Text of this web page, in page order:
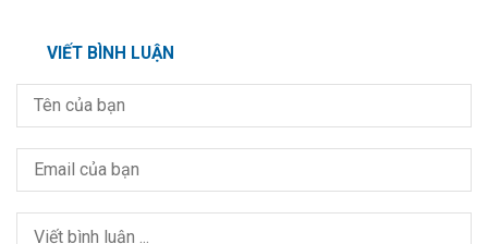
VIẾT BÌNH LUẬN